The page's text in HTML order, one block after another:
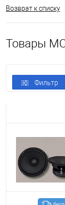
Возврат к списку
Товары
Фильтр